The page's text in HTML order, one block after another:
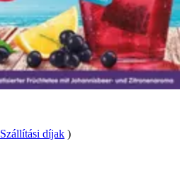
Szállítási díjak )